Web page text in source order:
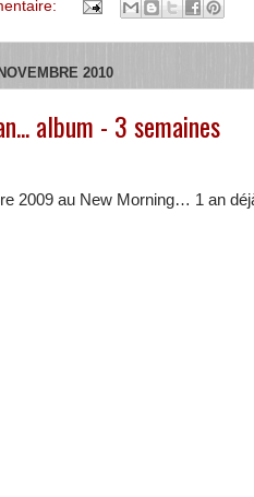
2010
album - 3 semaines
2009 au New Morning… 1 an